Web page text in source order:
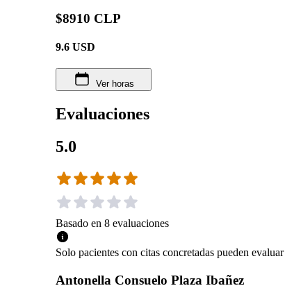
$8910 CLP
9.6 USD
Ver horas
Evaluaciones
5.0
Basado en 8 evaluaciones
Solo pacientes con citas concretadas pueden
Antonella Consuelo Plaza Ibañez